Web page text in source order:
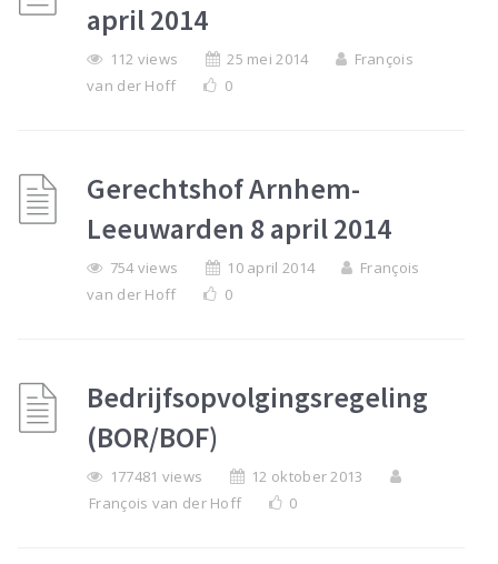
april 2014
112 views 25 mei 2014
François
van der Hoff
0
Gerechtshof Arnhem-
Leeuwarden 8 april 2014
754 views 10 april 2014
François
van der Hoff
0
Bedrijfsopvolgingsregeling
(BOR/BOF)
177481 views
12 oktober 2013
François van der Hoff
0